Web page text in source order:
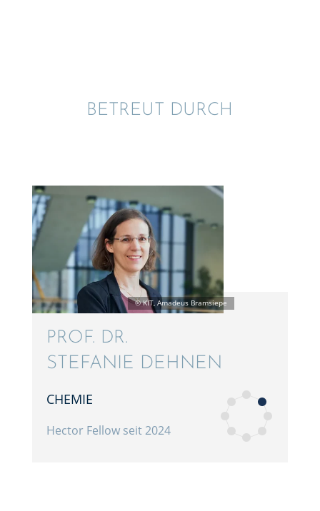
BETREUT DURCH
PROF. DR.
STEFA­NIE DEHNEN
CHEMIE
Hector Fellow seit 2024